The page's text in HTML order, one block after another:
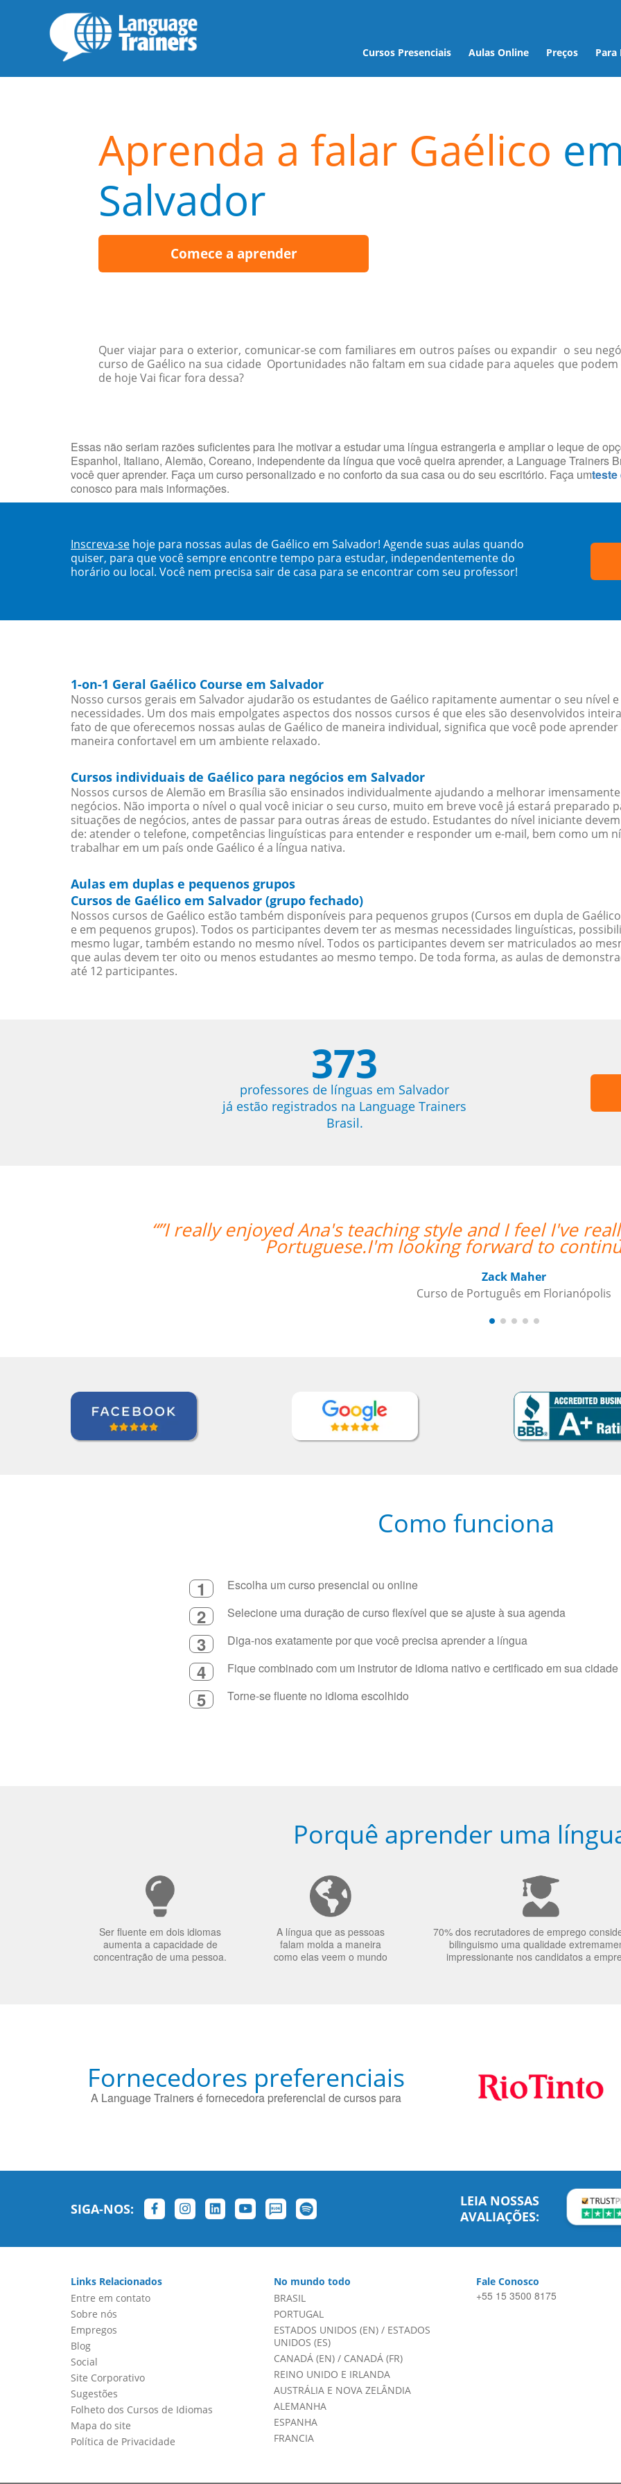
Cursos Presenciais Aulas Online Preços Para
Aprenda a falar Gaélico em
Salvador
Comece a aprender
Quer viajar para o exterior, comunicar-se com familiares em outros países ou expandir o seu
curso de Gaélico na sua cidade Oportunidades não faltam em sua cidade para aqueles que
de hoje Vai ficar fora dessa?
Essas não seriam razões suficientes para lhe motivar a estudar uma língua estrangeria e ampliar o leque de
Espanhol, Italiano, Alemão, Coreano, independente da língua que você queira aprender, a Language Trainers
você quer aprender. Faça um curso personalizado e no conforto da sua casa ou do seu escritório. Faça umteste
conosco para mais informações.
Inscreva-se hoje para nossas aulas de Gaélico em Salvador! Agende suas aulas quando
quiser, para que você sempre encontre tempo para estudar, independentemente do
horário ou local. Você nem precisa sair de casa para se encontrar com seu professor!
1-on-1 Geral Gaélico Course em Salvador
Nosso cursos gerais em Salvador ajudarão os estudantes de Gaélico rapitamente aumentar o seu nível
necessidades. Um dos mais empolgates aspectos dos nossos cursos é que eles são desenvolvidos
fato de que oferecemos nossas aulas de Gaélico de maneira individual, significa que você pode
maneira confortavel em um ambiente relaxado.
Cursos individuais de Gaélico para negócios em Salvador
Nossos cursos de Alemão em Brasília são ensinados individualmente ajudando a melhorar
negócios. Não importa o nível o qual você iniciar o seu curso, muito em breve você já estará preparado
situações de negócios, antes de passar para outras áreas de estudo. Estudantes do nível iniciante
de: atender o telefone, competências linguísticas para entender e responder um e-mail, bem como um
trabalhar em um país onde Gaélico é a língua nativa.
Aulas em duplas e pequenos grupos
Cursos de Gaélico em Salvador (grupo fechado)
Nossos cursos de Gaélico estão também disponíveis para pequenos grupos (Cursos em dupla de
e em pequenos grupos). Todos os participantes devem ter as mesmas necessidades linguísticas,
mesmo lugar, também estando no mesmo nível. Todos os participantes devem ser matriculados ao
que aulas devem ter oito ou menos estudantes ao mesmo tempo. De toda forma, as aulas de
até 12 participantes.
373
professores de línguas em Salvador
já estão registrados na Language Trainers
Brasil.
style and I feel I've really grown in my confidence with
forward to continuing my lessons.””
Como funciona
1 Escolha um curso presencial ou online
2 Selecione uma duração de curso flexível que se ajuste à sua agenda
3 Diga-nos exatamente por que você precisa aprender a língua
4 Fique combinado com um instrutor de idioma nativo e certificado em sua
5 Torne-se fluente no idioma escolhido
Porquê aprender uma
Ser fluente em dois idiomas
aumenta a capacidade de
concentração de uma pessoa.
A língua que as pessoas
falam molda a maneira
como elas veem o mundo
70% dos recrutadores de emprego
bilinguismo uma qualidade
impressionante nos candidatos a
Fornecedores preferenciais
A Language Trainers é fornecedora preferencial de cursos para
SIGA-NOS:
LEIA NOSSAS
AVALIAÇÕES:
Links Relacionados
Entre em contato
Sobre nós
Empregos
Blog
Social
Site Corporativo
Sugestões
Folheto dos Cursos de Idiomas
Mapa do site
Política de Privacidade
No mundo todo
BRASIL
PORTUGAL
ESTADOS UNIDOS (EN)/ ESTADOS
UNIDOS (ES)
CANADÁ (EN)/ CANADÁ (FR)
REINO UNIDO E IRLANDA
AUSTRÁLIA E NOVA ZELÂNDIA
ALEMANHA
ESPANHA
FRANCIA
Fale Conosco
+55 15 3500 8175